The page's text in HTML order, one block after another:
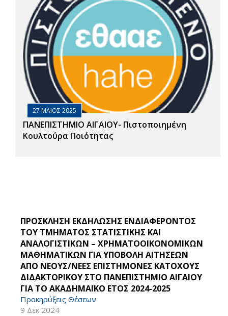
27 ΜΑΙΟΣ 2025
ΠΑΝΕΠΙΣΤΗΜΙΟ ΑΙΓΑΙΟΥ- Πιστοποιημένη
Κουλτούρα Ποιότητας
ΠΡΟΣΚΛΗΣΗ ΕΚΔΗΛΩΣΗΣ ΕΝΔΙΑΦΕΡΟΝΤΟΣ
ΤΟΥ ΤΜΗΜΑΤΟΣ ΣΤΑΤΙΣΤΙΚΗΣ ΚΑΙ
ΑΝΑΛΟΓΙΣΤΙΚΩΝ – ΧΡΗΜΑΤΟΟΙΚΟΝΟΜΙΚΩΝ
ΜΑΘΗΜΑΤΙΚΩΝ ΓΙΑ ΥΠΟΒΟΛΗ ΑΙΤΗΣΕΩΝ
ΑΠΟ ΝΕΟΥΣ/ΝΕΕΣ ΕΠΙΣΤΗΜΟΝΕΣ ΚΑΤΟΧΟΥΣ
ΔΙΔΑΚΤΟΡΙΚΟΥ ΣΤΟ ΠΑΝΕΠΙΣΤΗΜΙΟ ΑΙΓΑΙΟΥ
ΓΙΑ ΤΟ ΑΚΑΔΗΜΑΪΚΟ ΕΤΟΣ 2024-2025
Προκηρύξεις Θέσεων
9 Δεκ 2024